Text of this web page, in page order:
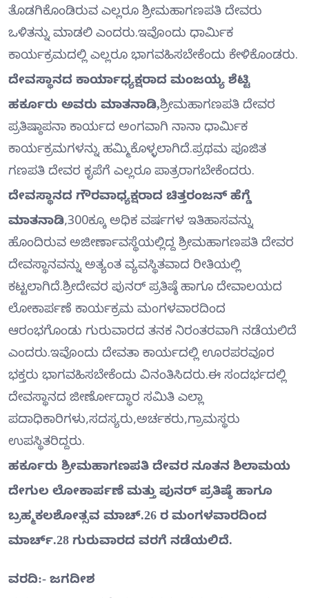
ತೊಡಗಿಕೊಂಡಿರುವ ಎಲ್ಲರೂ ಶ್ರೀಮಹಾಗಣಪತಿ ದೇವರು
ಒಳಿತನ್ನು ಮಾಡಲಿ ಎಂದರು.ಇವೊಂದು ಧಾರ್ಮಿಕ
ಕಾರ್ಯಕ್ರಮದಲ್ಲಿ ಎಲ್ಲರೂ ಭಾಗವಹಿಸಬೇಕೆಂದು ಕೇಳಿಕೊಂಡರು.
ದೇವಸ್ಥಾನದ ಕಾರ್ಯಾಧ್ಯಕ್ಷರಾದ ಮಂಜಯ್ಯ ಶೆಟ್ಟಿ
ಹರ್ಕೂರು ಅವರು ಮಾತನಾಡಿ,ಶ್ರೀಮಹಾಗಣಪತಿ ದೇವರ
ಪ್ರತಿಷ್ಠಾಪನಾ ಕಾರ್ಯದ ಅಂಗವಾಗಿ ನಾನಾ ಧಾರ್ಮಿಕ
ಕಾರ್ಯಕ್ರಮಗಳನ್ನು ಹಮ್ಮಿಕೊಳ್ಳಲಾಗಿದೆ.ಪ್ರಥಮ ಪೂಜಿತ
ಗಣಪತಿ ದೇವರ ಕೃಪೆಗೆ ಎಲ್ಲರೂ ಪಾತ್ರರಾಗಬೇಕೆಂದರು.
ದೇವಸ್ಥಾನದ ಗೌರವಾಧ್ಯಕ್ಷರಾದ ಚಿತ್ತರಂಜನ್ ಹೆಗ್ಡೆ
ಮಾತನಾಡಿ,300ಕ್ಕೂ ಅಧಿಕ ವರ್ಷಗಳ ಇತಿಹಾಸವನ್ನು
ಹೊಂದಿರುವ ಅಜೀರ್ಣಾವಸ್ಥೆಯಲ್ಲಿದ್ದ ಶ್ರೀಮಹಾಗಣಪತಿ ದೇವರ
ದೇವಸ್ಥಾನವನ್ನು ಅತ್ಯಂತ ವ್ಯವಸ್ಥಿತವಾದ ರೀತಿಯಲ್ಲಿ
ಕಟ್ಟಲಾಗಿದೆ.ಶ್ರೀದೇವರ ಪುನರ್ ಪ್ರತಿಷ್ಠೆ ಹಾಗೂ ದೇವಾಲಯದ
ಲೋಕಾರ್ಪಣೆ ಕಾರ್ಯಕ್ರಮ ಮಂಗಳವಾರದಿಂದ
ಆರಂಭಗೊಂಡು ಗುರುವಾರದ ತನಕ ನಿರಂತರವಾಗಿ ನಡೆಯಲಿದೆ
ಎಂದರು.ಇವೊಂದು ದೇವತಾ ಕಾರ್ಯದಲ್ಲಿ ಊರಪರವೂರ
ಭಕ್ತರು ಭಾಗವಹಿಸಬೇಕೆಂದು ವಿನಂತಿಸಿದರು.ಈ ಸಂದರ್ಭದಲ್ಲಿ
ದೇವಸ್ಥಾನದ ಜೀರ್ಣೋದ್ಧಾರ ಸಮಿತಿ ಎಲ್ಲಾ
ಪದಾಧಿಕಾರಿಗಳು,ಸದಸ್ಯರು,ಅರ್ಚಕರು,ಗ್ರಾಮಸ್ಥರು
ಉಪಸ್ಥಿತರಿದ್ದರು.
ಹರ್ಕೂರು ಶ್ರೀಮಹಾಗಣಪತಿ ದೇವರ ನೂತನ ಶಿಲಾಮಯ
ದೇಗುಲ ಲೋಕಾರ್ಪಣೆ ಮತ್ತು ಪುನರ್ ಪ್ರತಿಷ್ಠೆ ಹಾಗೂ
ಬ್ರಹ್ಮಕಲಶೋತ್ಸವ ಮಾಚ್.26 ರ ಮಂಗಳವಾರದಿಂದ
ಮಾರ್ಚ್.28 ಗುರುವಾರದ ವರಗೆ ನಡೆಯಲಿದೆ.
ವರದಿ:- ಜಗದೀಶ